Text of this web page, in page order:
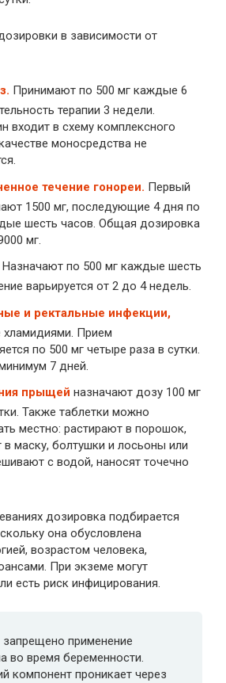
в зависимости от
Принимают по 500 мг каждые 6
терапии 3 недели.
входит в схему комплексного
моносредства не
течение гонореи. Первый
1500 мг, последующие 4 дня по
шесть часов. Общая дозировка
мг.
Назначают по 500 мг каждые шесть
варьируется от 2 до 4 недель.
и ректальные инфекции,
Прием
по 500 мг четыре раза в сутки.
7 дней.
прыщей назначают дозу 100 мг
Также таблетки можно
местно: растирают в порошок,
маску, болтушки и лосьоны или
с водой, наносят точечно
дозировка подбирается
она обусловлена
возрастом человека,
При экземе могут
есть риск инфицирования.
запрещено применение
во время беременности.
компонент проникает через